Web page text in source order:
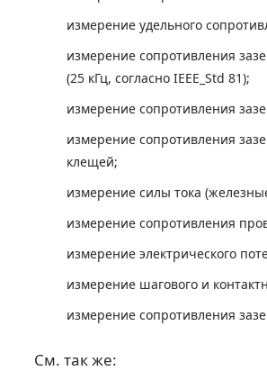
измерение удельного
измерение сопротивления
(25 кГц, согласно IEEE_Std 81);
измерение сопротивления
измерение сопротивления
клещей;
измерение силы тока
измерение сопротивления
измерение электрического
измерение шагового и
измерение сопротивления
См. так же: